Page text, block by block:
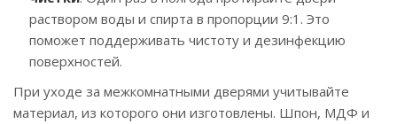
раствором воды и спирта в пропорции 9:1. Это
поможет поддерживать чистоту и дезинфекцию
поверхностей.
При уходе за межкомнатными дверями учитывайте
материал, из которого они изготовлены. Шпон, МДФ и